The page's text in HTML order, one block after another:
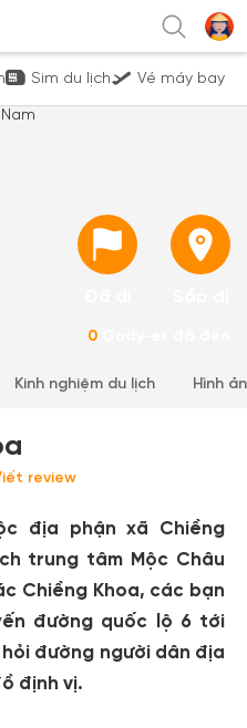
Sim du lịch Vé máy bay
0
Kinh nghiệm du lịch Hình
review
địa phận xã Chiềng
trung tâm Mộc Châu
Chiềng Khoa, các bạn
đường quốc lộ 6 tới
đường người dân địa
định vị.